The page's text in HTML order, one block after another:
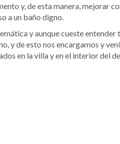
y, de esta manera, mejorar
a un baño digno.
y aunque cueste entender
y de esto nos encargamos y
en la villa y en el interior del